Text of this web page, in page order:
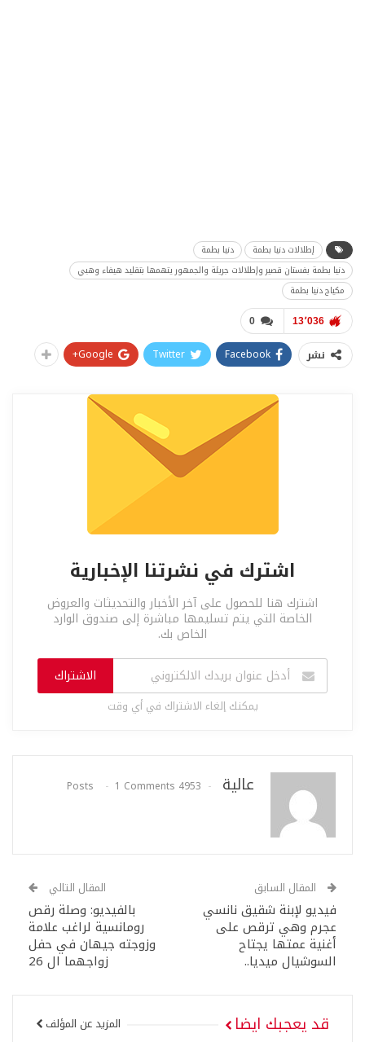
إطلالات دنيا بطمة
دنيا بطمة
دنيا بطمة بفستان قصير وإطلالات جريئة والجمهور يتهمها بتقليد هيفاء وهبي
مكياج دنيا بطمة
0 13٬036
نشر Facebook
Twitter
Google+
اشترك في نشرتنا الإخبارية
اشترك هنا للحصول على آخر الأخبار والتحديثات والعروض
الخاصة التي يتم تسليمها مباشرة إلى صندوق الوارد
الخاص بك.
الاشتراك
يمكنك إلغاء الاشتراك في أي وقت
عالية 4953 Posts
1 Comments
المقال السابق
فيديو لإبنة شقيق نانسي
عجرم وهي ترقص على
أغنية عمتها يجتاح
السوشيال ميديا..
المقال التالي
بالفيديو: وصلة رقص
رومانسية لراغب علامة
وزوجته جيهان في حفل
زواجهما ال 26
قد يعجبك ايضا المزيد عن المؤلف